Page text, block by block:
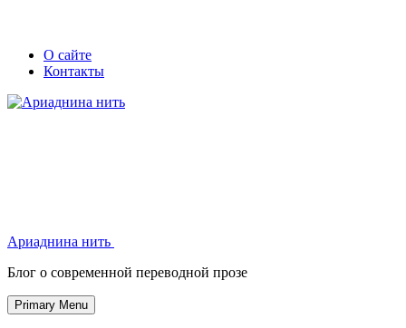
Skip
Secondary
left
navigation
Secondary
right
navigation
О сайте
Контакты
Ариаднина нить
Блог о современной переводной прозе
Primary Menu